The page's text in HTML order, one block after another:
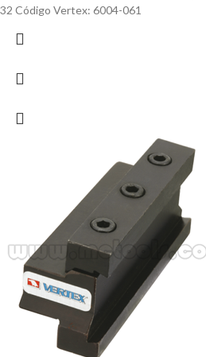
32 Código Vertex: 6004-061